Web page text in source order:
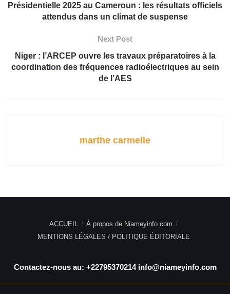
Présidentielle 2025 au Cameroun : les résultats officiels
attendus dans un climat de suspense
Next Post
Niger : l’ARCEP ouvre les travaux préparatoires à la
coordination des fréquences radioélectriques au sein
de l’AES
marthe carmelle
ACCUEIL
À propos de Niameyinfo.com
MENTIONS LÉGALES / POLITIQUE ÉDITORIALE
Contactez-nous au: +22795370214 info@niameyinfo.com